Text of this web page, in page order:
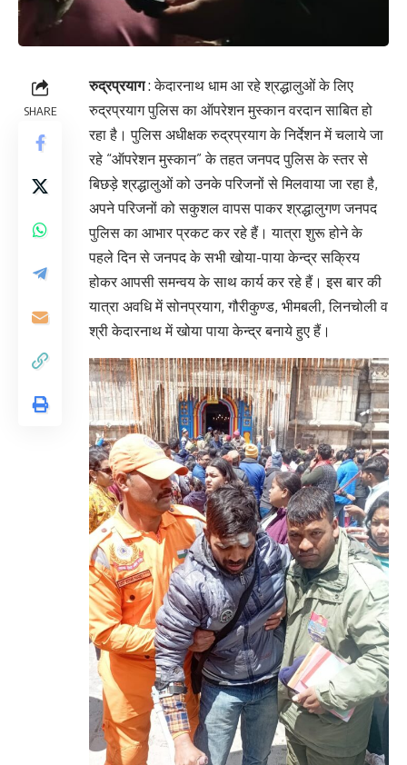
SHARE
रुद्रप्रयाग: केदारनाथ धाम आ रहे श्रद्धालुओं के लिए
रुद्रप्रयाग पुलिस का ऑपरेशन मुस्कान वरदान साबित हो
रहा है। पुलिस अधीक्षक रुद्रप्रयाग के निर्देशन में चलाये जा
रहे “ऑपरेशन मुस्कान” के तहत जनपद पुलिस के स्तर से
बिछड़े श्रद्धालुओं को उनके परिजनों से मिलवाया जा रहा है,
अपने परिजनों को सकुशल वापस पाकर श्रद्धालुगण जनपद
पुलिस का आभार प्रकट कर रहे हैं। यात्रा शुरू होने के
पहले दिन से जनपद के सभी खोया-पाया केन्द्र सक्रिय
होकर आपसी समन्वय के साथ कार्य कर रहे हैं। इस बार की
यात्रा अवधि में सोनप्रयाग, गौरीकुण्ड, भीमबली, लिनचोली व
श्री केदारनाथ में खोया पाया केन्द्र बनाये हुए हैं।